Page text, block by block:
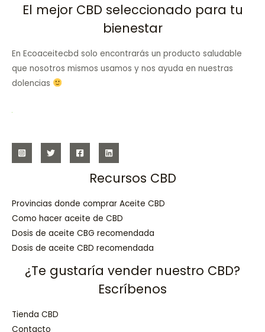
El mejor CBD seleccionado para tu
bienestar
En Ecoaceitecbd solo encontrarás un producto saludable
que nosotros mismos usamos y nos ayuda en nuestras
dolencias
Recursos CBD
Provincias donde comprar Aceite CBD
Como hacer aceite de CBD
Dosis de aceite CBG recomendada
Dosis de aceite CBD recomendada
¿Te gustaría vender nuestro CBD?
Escríbenos
Tienda CBD
Contacto